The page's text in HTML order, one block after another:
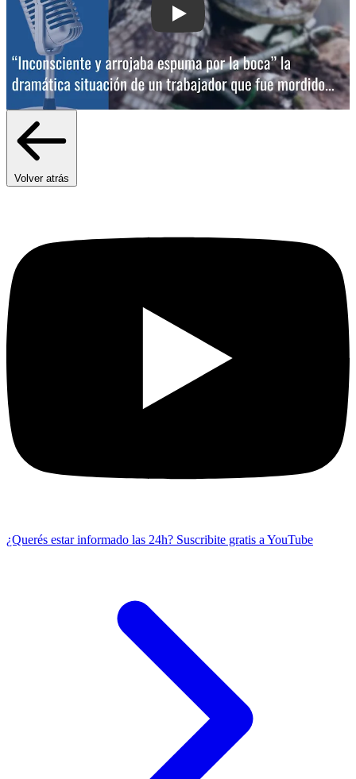
Play: “Inconsciente y arrojaba
Volver atrás
¿Querés estar informado las 24h? Suscribite gratis a YouTube